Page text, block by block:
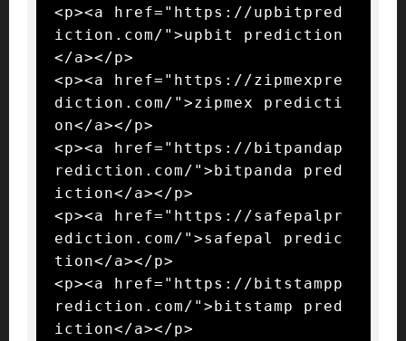
<p><a href="https://upbitpred
iction.com/">upbit prediction
</a></p>
<p><a href="https://zipmexpre
diction.com/">zipmex predicti
on</a></p>
<p><a href="https://bitpandap
rediction.com/">bitpanda pred
iction</a></p>
<p><a href="https://safepalpr
ediction.com/">safepal predic
tion</a></p>
<p><a href="https://bitstampp
rediction.com/">bitstamp pred
iction</a></p>